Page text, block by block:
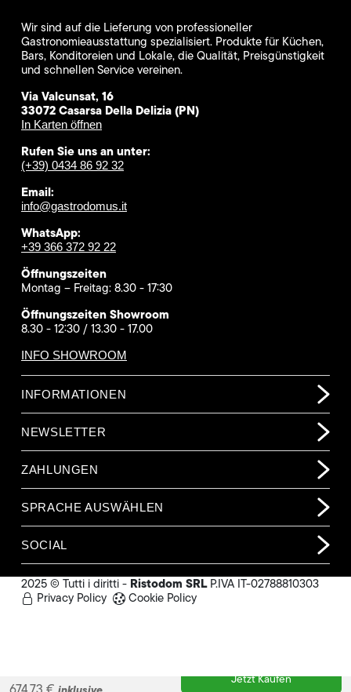
Jetzt Kaufen
Wir sind auf die Lieferung von professioneller
Gastronomieausstattung spezialisiert. Produkte für Küchen,
Bars, Konditoreien und Lokale, die Qualität, Preisgünstigkeit
und schnellen Service vereinen.
Via Valcunsat, 16
33072 Casarsa Della Delizia (PN)
In Karten öffnen
Rufen Sie uns an unter:
(+39) 0434 86 92 32
Email:
info@gastrodomus.it
WhatsApp:
+39 366 372 92 22
Öffnungszeiten
Montag – Freitag: 8.30 - 17:30
Öffnungszeiten Showroom
8.30 - 12:30 / 13.30 - 17.00
INFO SHOWROOM
INFORMATIONEN
NEWSLETTER
ZAHLUNGEN
SPRACHE AUSWÄHLEN
SOCIAL
2025 © Tutti i diritti - Ristodom SRLP.IVA IT-02788810303
Privacy Policy
Cookie Policy